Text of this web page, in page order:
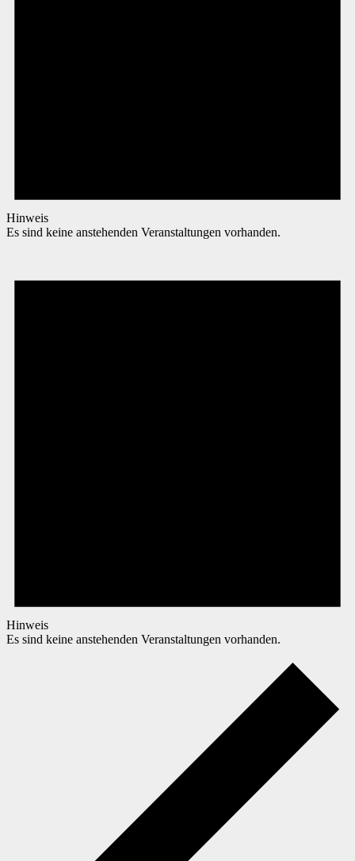
Hinweis
Es sind keine anstehenden Veranstaltungen vorhanden.
Hinweis
Es sind keine anstehenden Veranstaltungen vorhanden.